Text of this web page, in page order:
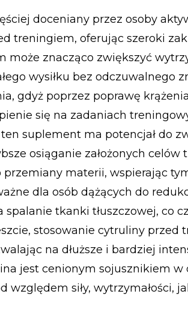
doceniany przez osoby
treningiem, oferując szeroki
może znacząco zwiększyć
wysiłku bez odczuwalnego
gdyż poprzez poprawę
się na zadaniach
suplement ma potencjał do
osiąganie założonych celów
materii, wspierając
dla osób dążących do
spalanie tkanki tłuszczowej, co
stosowanie cytruliny przed
na dłuższe i bardziej
jest cenionym sojusznikiem
siły, wytrzymałości,